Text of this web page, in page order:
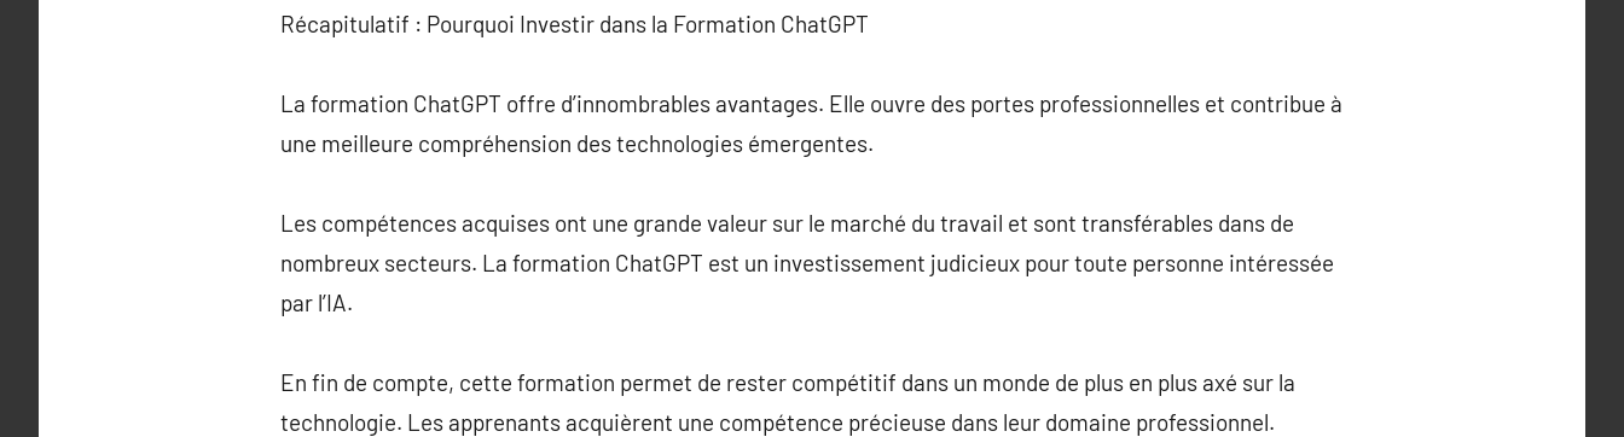
Récapitulatif : Pourquoi Investir dans la Formation ChatGPT
La formation ChatGPT offre d’innombrables avantages. Elle ouvre des portes professionnelles et contribue à
une meilleure compréhension des technologies émergentes.
Les compétences acquises ont une grande valeur sur le marché du travail et sont transférables dans de
nombreux secteurs. La formation ChatGPT est un investissement judicieux pour toute personne intéressée
par l’IA.
En fin de compte, cette formation permet de rester compétitif dans un monde de plus en plus axé sur la
technologie. Les apprenants acquièrent une compétence précieuse dans leur domaine professionnel.